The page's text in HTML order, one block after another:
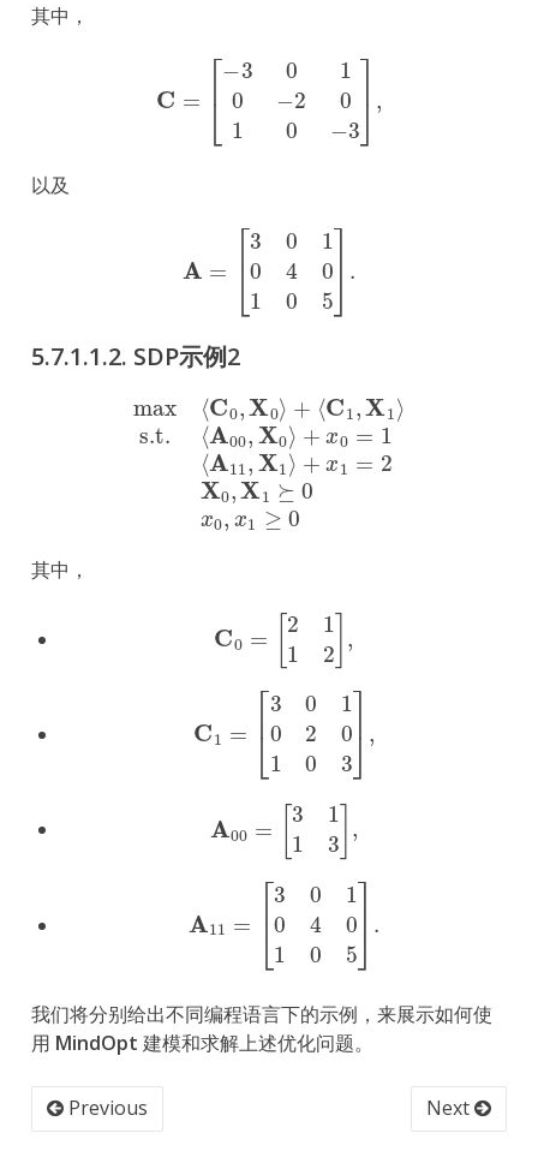
其中，
−3 1 20 −3 ],
以及
01 0 05]
5.7.1.1.2. SDP示例2
max ⟨C 0, X ⟩+
s.t.⟨A00 ,X0 +x0= 1 A11 X1 +
其中，
21 2],
01 20 03]
31 3],
01 40 05
我们将分别给出不同编程语言下的示例，来展示如何使
用 MindOpt 建模和求解上述优化问题。
Next
Previous